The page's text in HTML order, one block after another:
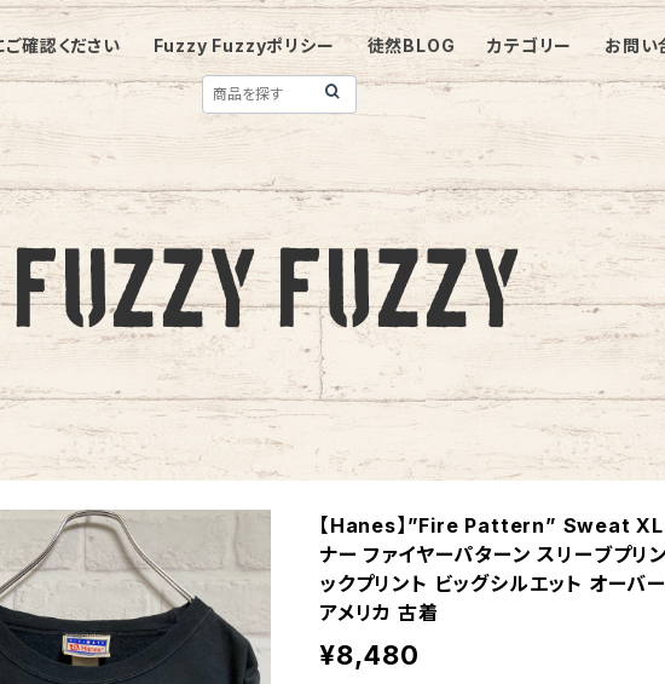
確認ください Fuzzy Fuzzyポリシー 徒然BLOG カテゴリー お問い
【Hanes】”Fire Pattern” Sweat XL
ナー ファイヤーパターン スリーブプリ
ックプリント ビッグシルエット オーバ
アメリカ 古着
¥8,480